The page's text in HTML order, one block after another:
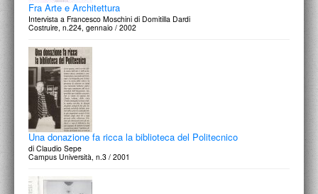
Fra Arte e Architettura
Intervista a Francesco Moschini di Domitilla Dardi
Costruire, n.224, gennaio / 2002
Una donazione fa ricca la biblioteca del Politecnico
di Claudio Sepe
Campus Università, n.3 / 2001